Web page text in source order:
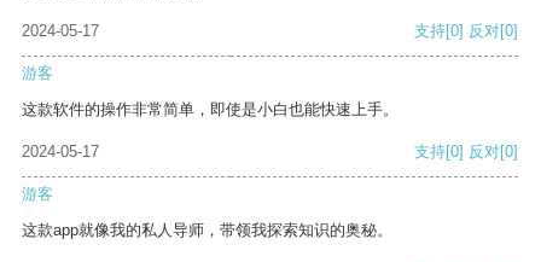
2024-05-17 支持[0] 反对[0]
游客
这款软件的操作非常简单，即使是小白也能快速上手。
2024-05-17 支持[0] 反对[0]
游客
这款app就像我的私人导师，带领我探索知识的奥秘。